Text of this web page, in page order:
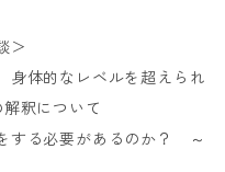
＞
体的なレベルを超えられ
釈について
る必要があるのか？ ～